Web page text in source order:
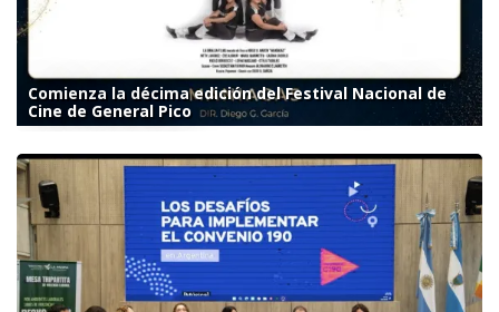
Comienza la décima edición del Festival Nacional de
Cine de General Pico